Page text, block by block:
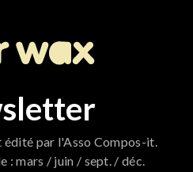
édité par l'Asso Compos-it.
: mars / juin / sept. / déc.